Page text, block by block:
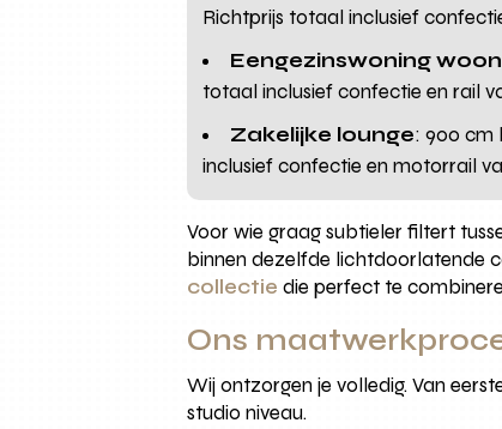
Richtprijs totaal inclusief
Eengezinswoning
totaal inclusief confectie en rail
Zakelijke lounge: 900 cm
inclusief confectie en motorrail
Voor wie graag subtieler filtert
binnen dezelfde lichtdoorlatende
collectie die perfect te
Ons
Wij ontzorgen je volledig. Van
studio niveau.